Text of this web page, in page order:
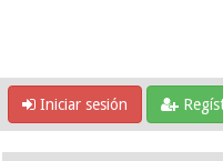
Iniciar sesión